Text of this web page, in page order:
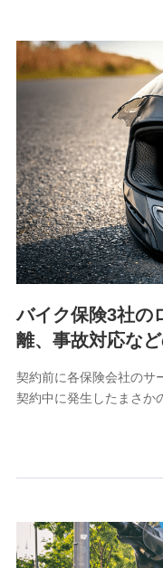
個人情報の第三者
当社ではご本人の同
合を除き、第三者に
業務の委託
当社は利用目的の達
の取り扱いの全部ま
す。
個人データの共同
当社は株式会社NTT
【共同して利用され
取得した、以下の情
氏名、電話番号、メ
当社又は株式会社NTT
ご契約・ご利用など
会社NTTドコモが提供
バイク保険3社の
離、事故対応な
契約前に各保険会社のサ
契約中に発生したまさか